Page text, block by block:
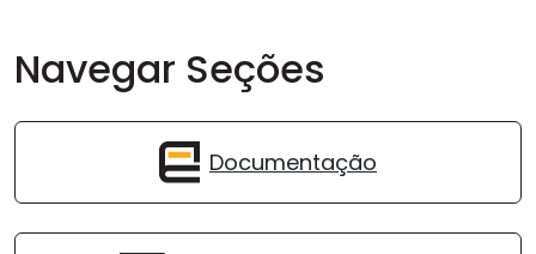
Navegar Seções
Documentação